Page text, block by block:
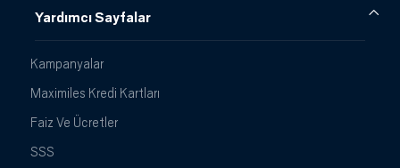
Yardımcı Sayfalar
Kampanyalar
Maximiles Kredi Kartları
Faiz Ve Ücretler
SSS